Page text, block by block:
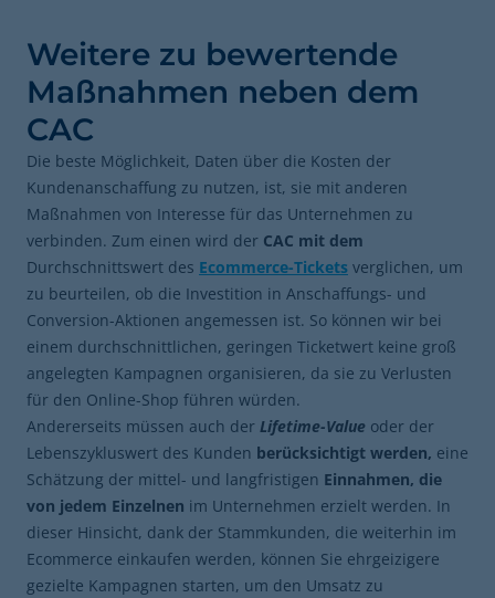
Weitere zu bewertende
Maßnahmen neben dem
CAC
Die beste Möglichkeit, Daten über die Kosten der
Kundenanschaffung zu nutzen, ist, sie mit anderen
Maßnahmen von Interesse für das Unternehmen zu
verbinden. Zum einen wird der CAC mit dem
Durchschnittswert des Ecommerce-Tickets verglichen, um
zu beurteilen, ob die Investition in Anschaffungs- und
Conversion-Aktionen angemessen ist. So können wir bei
einem durchschnittlichen, geringen Ticketwert keine groß
angelegten Kampagnen organisieren, da sie zu Verlusten
für den Online-Shop führen würden.
Andererseits müssen auch der Lifetime-Value oder der
Lebenszykluswert des Kunden berücksichtigt werden, eine
Schätzung der mittel- und langfristigen Einnahmen, die
von jedem Einzelnen im Unternehmen erzielt werden. In
dieser Hinsicht, dank der Stammkunden, die weiterhin im
Ecommerce einkaufen werden, können Sie ehrgeizigere
gezielte Kampagnen starten, um den Umsatz zu